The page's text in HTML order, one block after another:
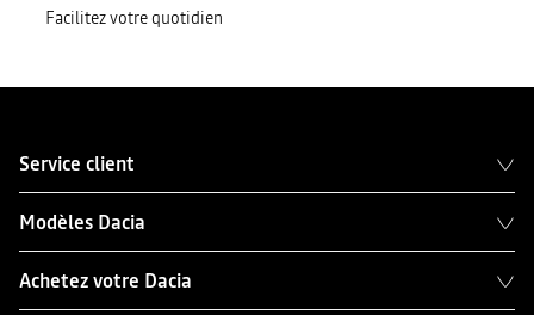
Facilitez votre quotidien
Service client
Modèles Dacia
Achetez votre Dacia